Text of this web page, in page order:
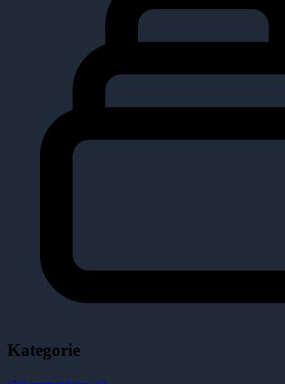
Kategorie